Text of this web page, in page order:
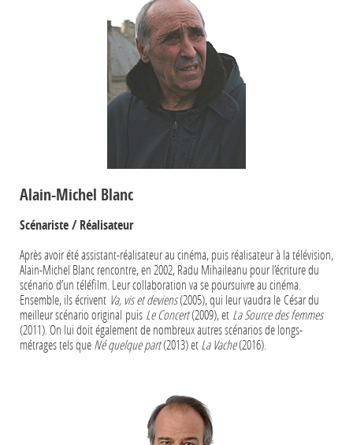
Alain-Michel Blanc
Scénariste / Réalisateur
Après avoir été assistant-réalisateur au cinéma, puis réalisateur à la télévision,
Alain-Michel Blanc rencontre, en 2002, Radu Mihaileanu pour l’écriture du
scénario d’un téléfilm. Leur collaboration va se poursuivre au cinéma.
Ensemble, ils écrivent Va, vis et deviens(2005), qui leur vaudra le César du
meilleur scénario original puis Le Concert(2009), et La Source des femmes
(2011). On lui doit également de nombreux autres scénarios de longs-
métrages tels queNé quelque part(2013) etLa Vache(2016).